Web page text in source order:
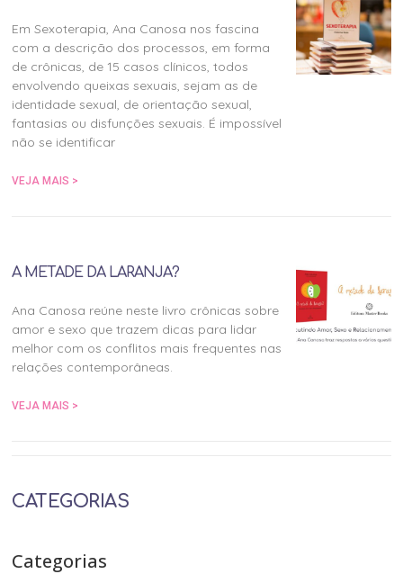
Em Sexoterapia, Ana Canosa nos fascina
com a descrição dos processos, em forma
de crônicas, de 15 casos clínicos, todos
envolvendo queixas sexuais, sejam as de
identidade sexual, de orientação sexual,
fantasias ou disfunções sexuais. É impossível
não se identificar
VEJA MAIS >
A METADE DA LARANJA?
Ana Canosa reúne neste livro crônicas sobre
amor e sexo que trazem dicas para lidar
melhor com os conflitos mais frequentes nas
relações contemporâneas.
VEJA MAIS >
CATEGORIAS
Categorias